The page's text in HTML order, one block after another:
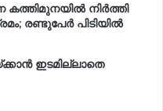
നിർത്തി
രണ്ടുപേർ പിടിയിൽ
ഇടമില്ലാതെ